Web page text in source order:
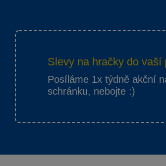
Slevy na hračky do vaší
Posíláme 1x týdně akční
schránku, nebojte :)